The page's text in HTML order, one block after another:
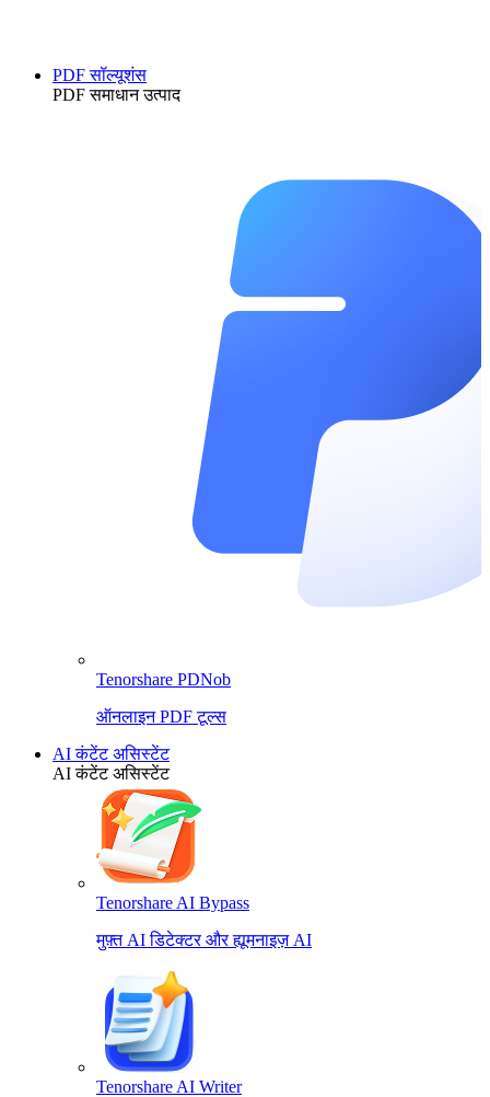
PDF सॉल्यूशंस
PDF समाधान उत्पाद
Tenorshare PDNob
ऑनलाइन PDF टूल्स
AI कंटेंट असिस्टेंट
AI कंटेंट असिस्टेंट
Tenorshare AI Bypass
मुफ़्त AI डिटेक्टर और ह्यूमनाइज़ AI
Tenorshare AI Writer